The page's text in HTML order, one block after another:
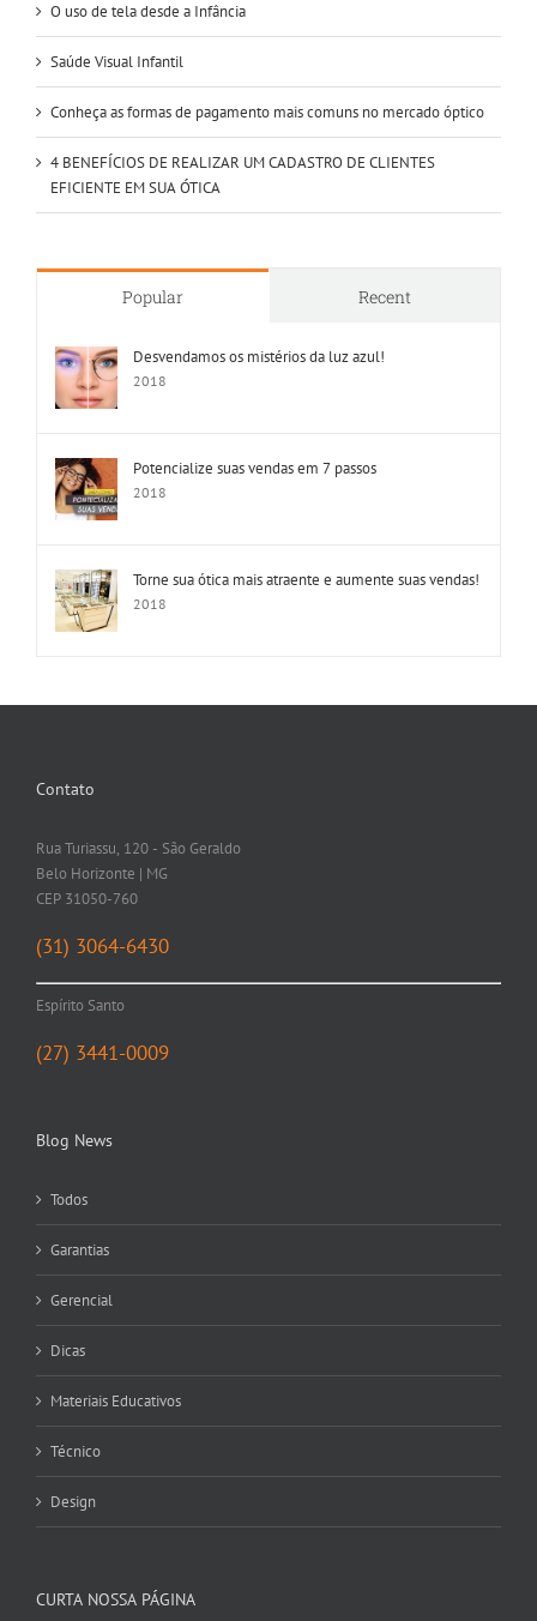
O uso de tela desde a Infância
Saúde Visual Infantil
Conheça as formas de pagamento mais comuns no mercado óptico
4 BENEFÍCIOS DE REALIZAR UM CADASTRO DE CLIENTES
EFICIENTE EM SUA ÓTICA
Popular Recent
Desvendamos os mistérios da luz azul!
2018
Potencialize suas vendas em 7 passos
2018
Torne sua ótica mais atraente e aumente suas vendas!
2018
Contato
Rua Turiassu, 120 - São Geraldo
Belo Horizonte | MG
CEP 31050-760
(31) 3064-6430
Espírito Santo
(27) 3441-0009
Blog News
Todos
Garantias
Gerencial
Dicas
Materiais Educativos
Técnico
Design
CURTA NOSSA PÁGINA